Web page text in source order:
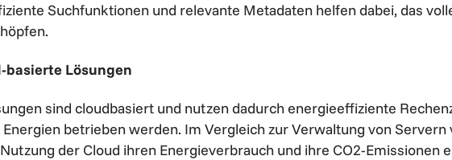
Suchfunktionen und relevante Metadaten helfen dabei, das
basierte Lösungen
sind cloudbasiert und nutzen dadurch energieeffiziente
betrieben werden. Im Vergleich zur Verwaltung von
der Cloud ihren Energieverbrauch und ihre CO2-Emissionen